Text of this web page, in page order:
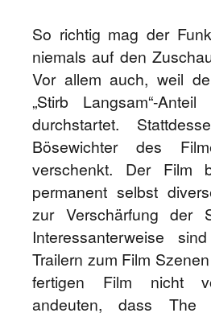
So richtig mag der
niemals auf den
Vor allem auch, weil
„Stirb Langsam“-
durchstartet.
Bösewichter des
verschenkt. Der Film
permanent selbst
zur Verschärfung der
Interessanterweise
Trailern zum Film
fertigen Film nicht
andeuten, dass